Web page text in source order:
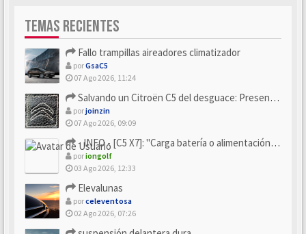
TEMAS RECIENTES
Fallo trampillas aireadores climatizador
porGsaC5
07 Ago 2026, 11:24
Salvando un Citroën C5 del desguace: Presentación y seguimiento
porjoinzin
07 Ago 2026, 09:09
- INFO - [C5 X7]: "Carga batería o alimentación eléctri...
poriongolf
03 Ago 2026, 12:33
Elevalunas
porceleventosa
02 Ago 2026, 07:26